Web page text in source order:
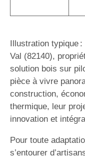
Illustration typique
Val (82140),
solution bois sur
pièce à vivre
construction,
thermique, leur
innovation et
Pour toute
s’entourer